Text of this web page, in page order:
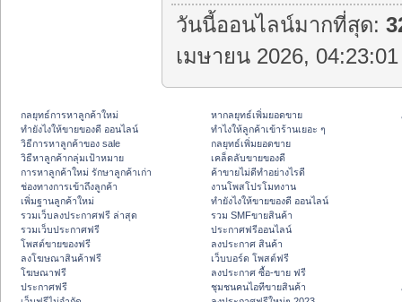
วันนี้ออนไลน์มากที่สุด:
เมษายน 2026,
กลยุทธ์การหาลูกค้าใหม่
ทํายังไงให้ขายของดี ออนไลน์
วิธีการหาลูกค้าของ sale
วิธีหาลูกค้ากลุ่มเป้าหมาย
การหาลูกค้าใหม่ รักษาลูกค้าเก่า
ช่องทางการเข้าถึงลูกค้า
เพิ่มฐานลูกค้าใหม่
รวมเว็บลงประกาศฟรี ล่าสุด
รวมเว็บประกาศฟรี
โพสต์ขายของฟรี
ลงโฆษณาสินค้าฟรี
โฆษณาฟรี
ประกาศฟรี
หากลยุทธ์เพิ่มยอดขาย
ทําไงให้ลูกค้าเข้าร้านเยอะ ๆ
กลยุทธ์เพิ่มยอดขาย
เคล็ดลับขายของดี
ค้าขายไม่ดีทำอย่างไรดี
งานโพสโปรโมทงาน
ทํายังไงให้ขายของดี ออนไลน์
รวม SMFขายสินค้า
ประกาศฟรีออนไลน์
ลงประกาศ สินค้า
เว็บบอร์ด โพสต์ฟรี
ลงประกาศ ซื้อ-ขาย ฟรี
ชุมชนคนไอทีขายสินค้า